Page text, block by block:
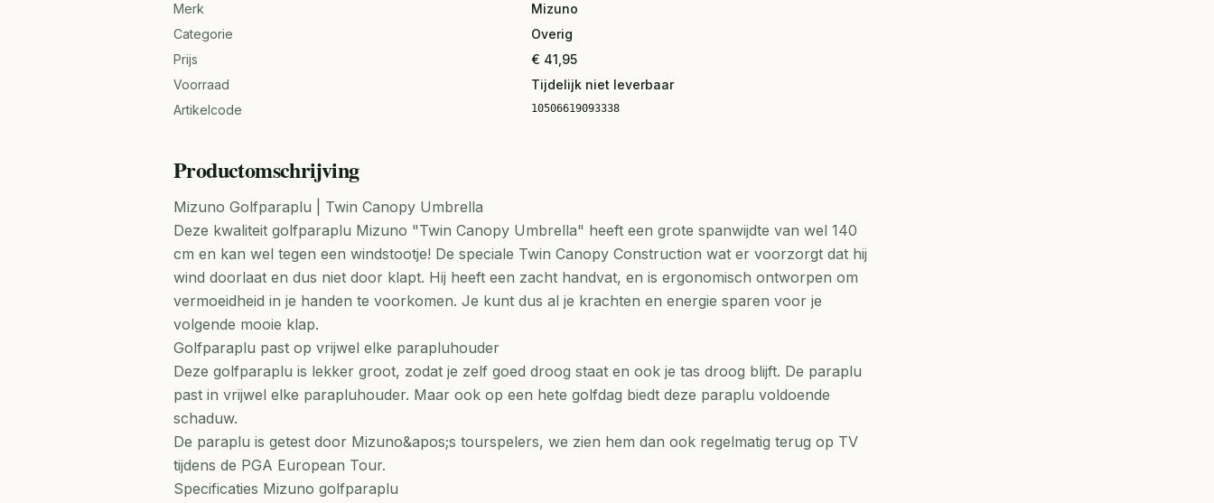
Merk
Mizuno
Categorie
Overig
Prijs
€ 41,95
Voorraad
Tijdelijk niet leverbaar
Artikelcode
10506619093338
Productomschrijving
Mizuno Golfparaplu | Twin Canopy Umbrella
Deze kwaliteit golfparaplu Mizuno "Twin Canopy Umbrella" heeft een grote spanwijdte van wel 140
cm en kan wel tegen een windstootje! De speciale Twin Canopy Construction wat er voorzorgt dat hij
wind doorlaat en dus niet door klapt. Hij heeft een zacht handvat, en is ergonomisch ontworpen om
vermoeidheid in je handen te voorkomen. Je kunt dus al je krachten en energie sparen voor je
volgende mooie klap.
Golfparaplu past op vrijwel elke parapluhouder
Deze golfparaplu is lekker groot, zodat je zelf goed droog staat en ook je tas droog blijft. De paraplu
past in vrijwel elke parapluhouder. Maar ook op een hete golfdag biedt deze paraplu voldoende
schaduw.
De paraplu is getest door Mizuno&apos;s tourspelers, we zien hem dan ook regelmatig terug op TV
tijdens de PGA European Tour.
Specificaties Mizuno golfparaplu